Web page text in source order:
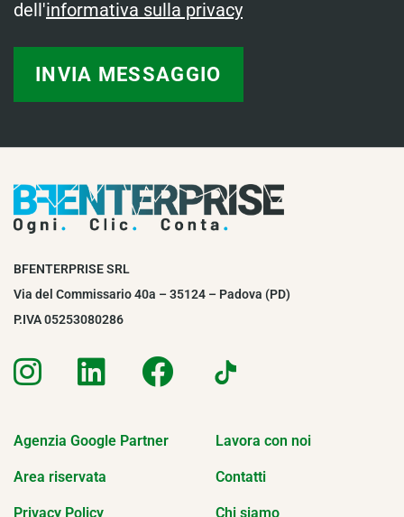
dell'informativa sulla privacy
BFENTERPRISE SRL
Via del Commissario 40a – 35124 – Padova (PD)
P.IVA 05253080286
Agenzia Google Partner
Area riservata
Privacy Policy
Lavora con noi
Contatti
Chi siamo